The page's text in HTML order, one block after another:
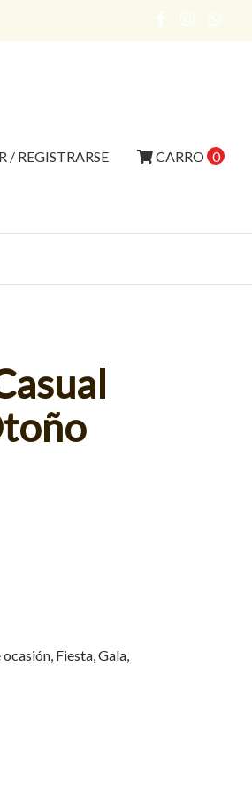
CARRO 0
/ REGISTRARSE
Fiesta, Gala,